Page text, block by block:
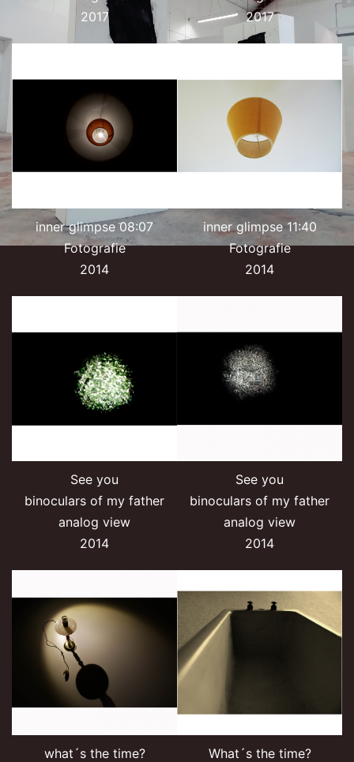
2017
2017
inner glimpse 08:07
Fotografie
2014
inner glimpse 11:40
Fotografie
2014
See you
binoculars of my father
analog view
2014
See you
binoculars of my father
analog view
2014
what´s the time?
What´s the time?